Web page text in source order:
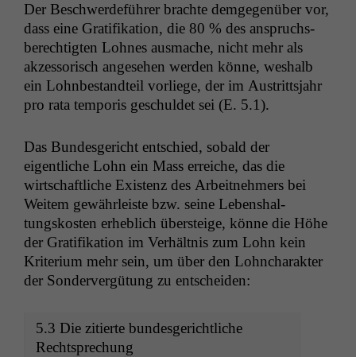
Der Beschw­erde­führer brachte demge­genüber vor,
dass eine Grat­i­fika­tion, die 80 % des anspruchs­
berechtigten Lohnes aus­mache, nicht mehr als
akzes­sorisch ange­se­hen wer­den könne, weshalb
ein Lohnbe­standteil vor­liege, der im Aus­tritts­jahr
pro rata tem­po­ris geschuldet sei (E. 5.1).
Das Bun­des­gericht entsch­ied, sobald der
eigentliche Lohn ein Mass erre­iche, das die
wirtschaftliche Exis­tenz des Arbeit­nehmers bei
Weit­em gewährleiste bzw. seine Leben­shal­
tungskosten erhe­blich über­steige, könne die Höhe
der Grat­i­fika­tion im Ver­hält­nis zum Lohn kein
Kri­teri­um mehr sein, um über den Lohn­charak­ter
der Son­dervergü­tung zu entscheiden:
5.3 Die zitierte bun­des­gerichtliche
Rechtsprechung